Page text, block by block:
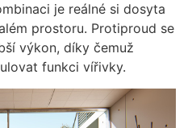
je reálné si dosyta
prostoru. Protiproud se
výkon, díky čemuž
funkci vířivky.